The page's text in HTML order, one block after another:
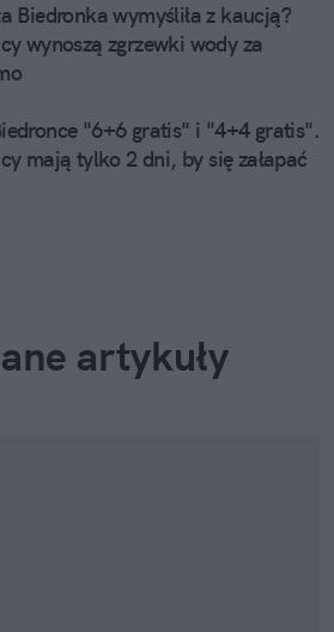
Biedronka wymyśliła z kaucją?
wynoszą zgrzewki wody za
"6+6 gratis" i "4+4 gratis".
mają tylko 2 dni, by się załapać
artykuły